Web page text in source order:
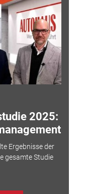
2025:
Ergebnisse der
gesamte Studie